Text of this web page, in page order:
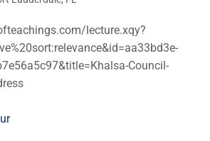
lecture.xqy?
Council-